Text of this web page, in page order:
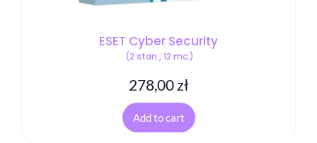
ESET Cyber Security
(2 stan., 12 mc.)
278,00 zł
Add to cart